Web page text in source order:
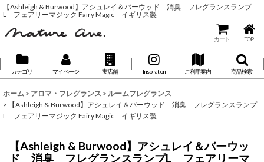
【Ashleigh & Burwood】アシュレイ＆バーウッド 消臭 フレグランスランプ
L フェアリーマジック Fairy Magic イギリス製
カート TOP
カテゴリ マイページ 実店舗 Inspiration ご利用案内 商品検索
ホーム > アロマ・フレグランス > ルームフレグランス
>
【Ashleigh & Burwood】アシュレイ＆バーウッド 消臭 フレグランスランプ
L フェアリーマジック Fairy Magic イギリス製
【Ashleigh & Burwood】アシュレイ＆バーウッ
ド 消臭 フレグランスランプL フェアリーマ